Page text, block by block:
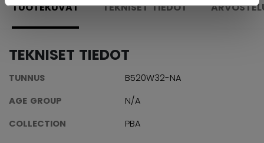
TUOTEKUVAT TEKNISET TIEDOT
TEKNISET TIEDOT
TUNNUS
B520W32-NA
AGE GROUP
N/A
COLLECTION
PBA